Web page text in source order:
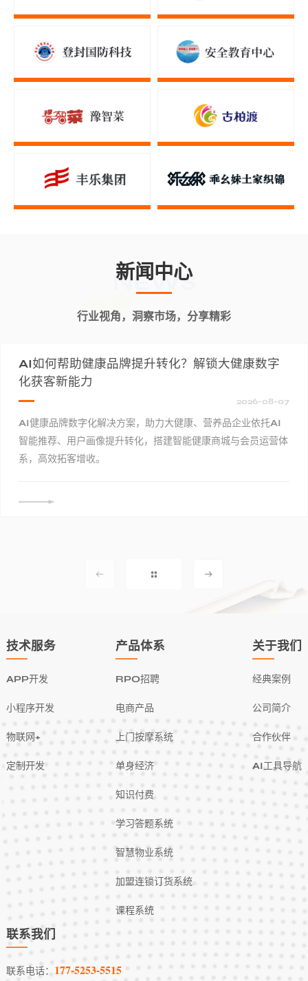
新闻中心
行业视角，洞察市场，分享精彩
NEWS
AI如何帮助健康品牌提升转化？解锁大健康数字
化获客新能力
2026-08-07
AI健康品牌数字化解决方案，助力大健康、营养品企业依托AI
智能推荐、用户画像提升转化，搭建智能健康商城与会员运营体
系，高效拓客增收。
技术服务
APP开发
小程序开发
物联网+
定制开发
产品体系
RPO招聘
电商产品
上门按摩系统
单身经济
知识付费
学习答题系统
智慧物业系统
加盟连锁订货系统
课程系统
关于我们
经典案例
公司简介
合作伙伴
AI工具导航
联系我们
联系电话： 177-5253-5515